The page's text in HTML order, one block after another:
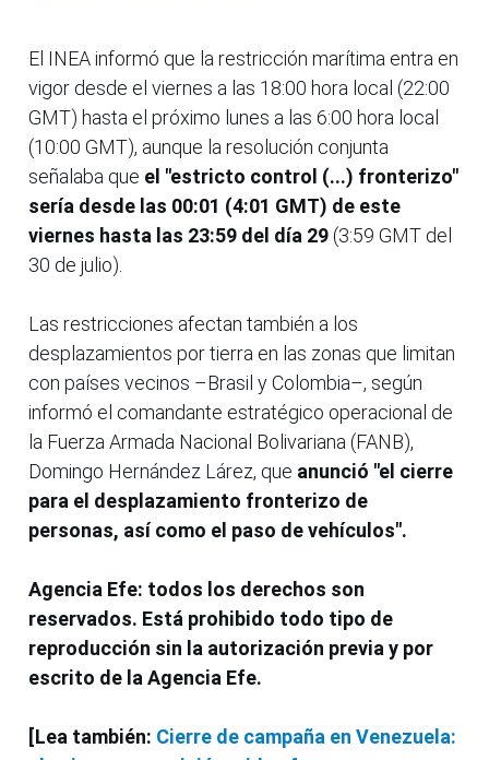
El INEA informó que la restricción marítima entra en
vigor desde el viernes a las 18:00 hora local (22:00
GMT) hasta el próximo lunes a las 6:00 hora local
(10:00 GMT), aunque la resolución conjunta
señalaba que el "estricto control (...) fronterizo"
sería desde las 00:01 (4:01 GMT) de este
viernes hasta las 23:59 del día 29 (3:59 GMT del
30 de julio).
Las restricciones afectan también a los
desplazamientos por tierra en las zonas que limitan
con países vecinos –Brasil y Colombia–, según
informó el comandante estratégico operacional de
la Fuerza Armada Nacional Bolivariana (FANB),
Domingo Hernández Lárez, que anunció "el cierre
para el desplazamiento fronterizo de
personas, así como el paso de vehículos".
Agencia Efe: todos los derechos son
reservados. Está prohibido todo tipo de
reproducción sin la autorización previa y por
escrito de la Agencia Efe.
[Lea también: Cierre de campaña en Venezuela: